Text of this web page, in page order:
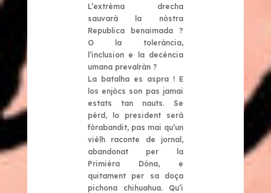
L’extrèma drecha
sauvarà la nòstra
Republica benaimada ?
O la tolerància,
l’inclusion e la decéncia
umana prevalràn ?
La batalha es aspra ! E
los enjòcs son pas jamai
estats tan nauts. Se
pèrd, lo president serà
fòrabandit, pas mai qu’un
vièlh raconte de jornal,
abandonat per la
Primièra Dòna, e
quitament per sa doça
pichona chihuahua. Qu’i